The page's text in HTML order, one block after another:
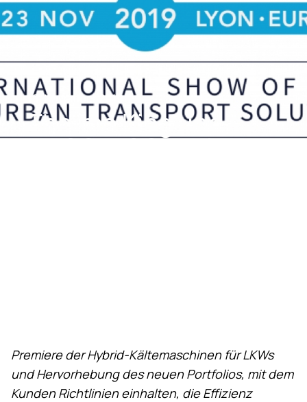
19. November 2019
Thermo King und
FRIGOBLOCK zeigen
Premiere der Hybrid-Kältemaschinen für LKWs
und Hervorhebung des neuen Portfolios, mit dem
Kunden Richtlinien einhalten, die Effizienz